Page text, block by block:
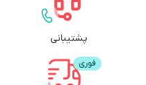
پشتیبانی